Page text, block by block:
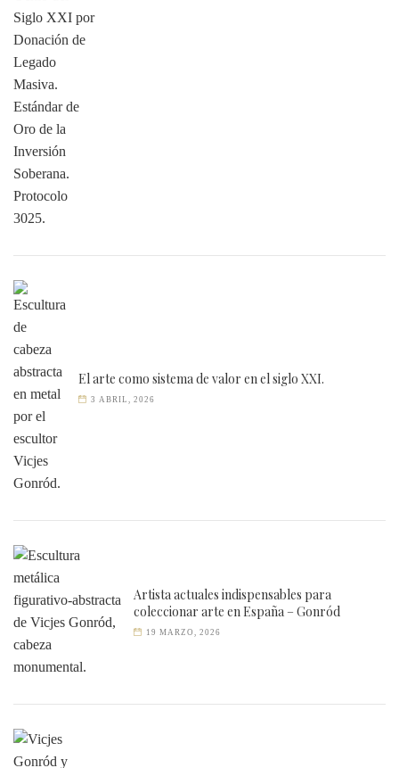
El arte como sistema de valor en el siglo XXI.
3 ABRIL, 2026
Artista actuales indispensables para
coleccionar arte en España – Gonród
19 MARZO, 2026